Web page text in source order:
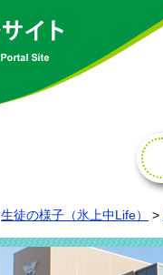
生徒の様子（氷上中Life） >